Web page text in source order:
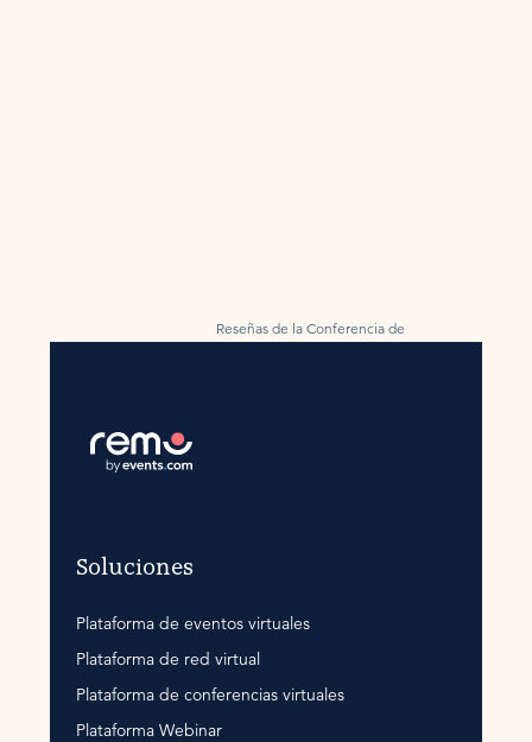
Reseñas de la Conferencia de
Soluciones
Plataforma de eventos virtuales
Plataforma de red virtual
Plataforma de conferencias virtuales
Plataforma Webinar